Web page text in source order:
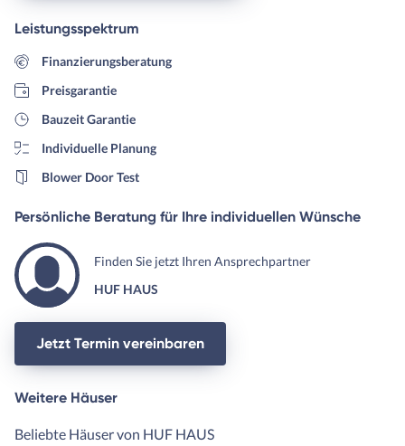
Leistungsspektrum
Finanzierungsberatung
Preisgarantie
Bauzeit Garantie
Individuelle Planung
Blower Door Test
Persönliche Beratung für Ihre individuellen Wünsche
Finden Sie jetzt Ihren Ansprechpartner
HUF HAUS
Jetzt Termin vereinbaren
Weitere Häuser
Beliebte Häuser von HUF HAUS